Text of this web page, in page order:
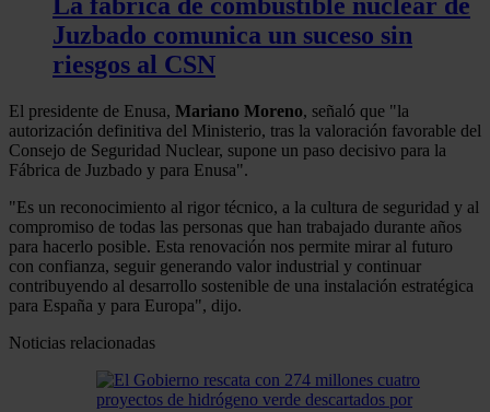
Juzbado comunica un suceso sin
riesgos al CSN
El presidente de Enusa, Mariano Moreno, señaló que "la
autorización definitiva del Ministerio, tras la valoración favorable del
Consejo de Seguridad Nuclear, supone un paso decisivo para la
Fábrica de Juzbado y para Enusa".
"Es un reconocimiento al rigor técnico, a la cultura de seguridad y al
compromiso de todas las personas que han trabajado durante años
para hacerlo posible. Esta renovación nos permite mirar al futuro
con confianza, seguir generando valor industrial y continuar
contribuyendo al desarrollo sostenible de una instalación estratégica
para España y para Europa", dijo.
Noticias relacionadas